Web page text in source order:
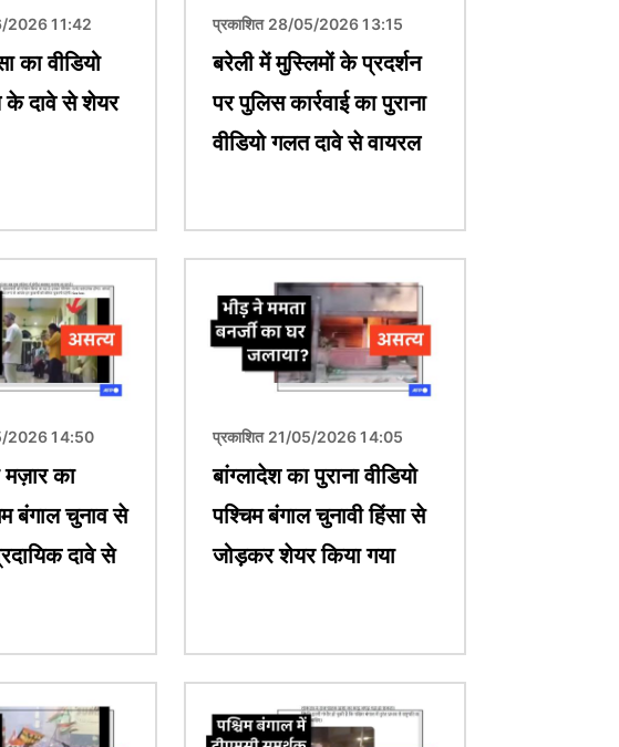
2026 11:42
का वीडियो
के दावे से शेयर
प्रकाशित 28/05/2026 13:15
बरेली में मुस्लिमों के प्रदर्शन
पर पुलिस कार्रवाई का पुराना
वीडियो गलत दावे से वायरल
2026 14:50
मज़ार का
बंगाल चुनाव से
दावे से
प्रकाशित 21/05/2026 14:05
बांग्लादेश का पुराना वीडियो
पश्चिम बंगाल चुनावी हिंसा से
जोड़कर शेयर किया गया